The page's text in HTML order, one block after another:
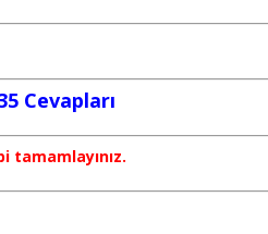
Cevapları
tamamlayınız.